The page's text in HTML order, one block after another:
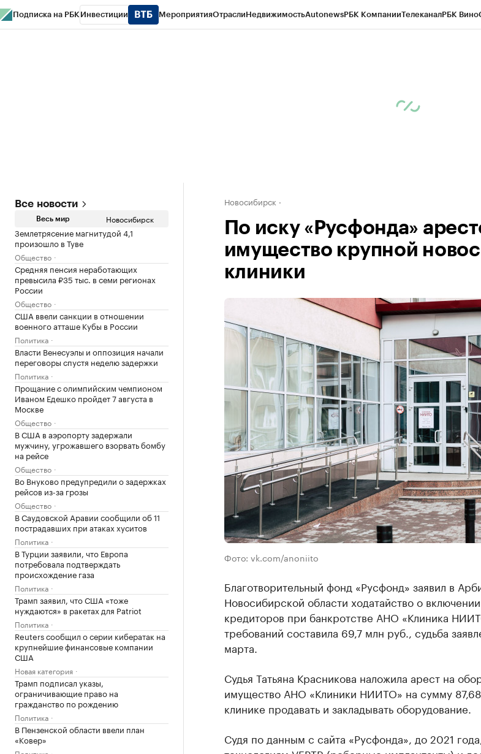
Подписка на РБК Инвестиции МероприятияОтраслиНедвижимостьAutonewsРБК КомпанииТелеканалРБК Вино
Все новости
Весь мир Новосибирск
Землетрясение магнитудой 4,1
произошло в Туве
Общество
Средняя пенсия неработающих
превысила ₽35 тыс. в семи регионах
России
Общество
США ввели санкции в отношении
военного атташе Кубы в России
Политика
Власти Венесуэлы и оппозиция начали
переговоры спустя неделю задержки
Политика
Прощание с олимпийским чемпионом
Иваном Едешко пройдет 7 августа в
Москве
Общество
В США в аэропорту задержали
мужчину, угрожавшего взорвать бомбу
на рейсе
Общество
Во Внуково предупредили о задержках
рейсов из-за грозы
Общество
В Саудовской Аравии сообщили об 11
пострадавших при атаках хуситов
Политика
В Турции заявили, что Европа
потребовала подтверждать
происхождение газа
Политика
Трамп заявил, что США «тоже
нуждаются» в ракетах для Patriot
Политика
Reuters сообщил о серии кибератак на
крупнейшие финансовые компании
США
Новая категория
Трамп подписал указы,
ограничивающие право на
гражданство по рождению
Политика
В Пензенской области ввели план
«Ковер»
Новосибирск
По иску «Русфонда»
имущество крупной
клиники
Фото: vk.com/anoniito
Благотворительный фонд «Русфонд» заявил в
Новосибирской области ходатайство о
кредиторов при банкротстве АНО «Клиника
требований составила 69,7 млн руб., судьба
марта.
Судья Татьяна Красникова наложила арест на
имущество АНО «Клиники НИИТО» на сумму
клинике продавать и закладывать оборудование.
Судя по данным с сайта «Русфонда», до 2021